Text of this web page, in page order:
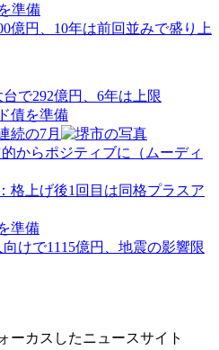
準備
億円、10年は前回並みで盛り上
で292億円、6年は上限
債を準備
続の7月
からポジティブに（ムーディ
格上げ後1回目は同格プラスア
準備
けで1115億円、地震の影響限
ーカスしたニュースサイト